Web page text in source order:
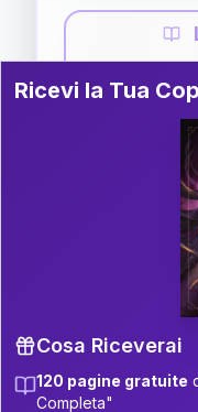
Il libro è in fase
per
P.S.
Scorri
Ricevi la Tua Copia
Ricevi la Tua
Cosa Riceverai
120 pagine gratuite
Completa"